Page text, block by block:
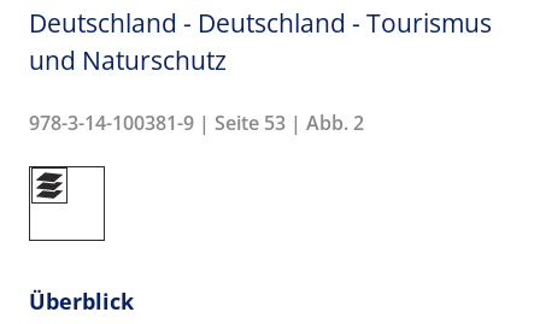
Deutschland - Deutschland - Tourismus
und Naturschutz
978-3-14-100381-9 | Seite 53 | Abb. 2
Überblick